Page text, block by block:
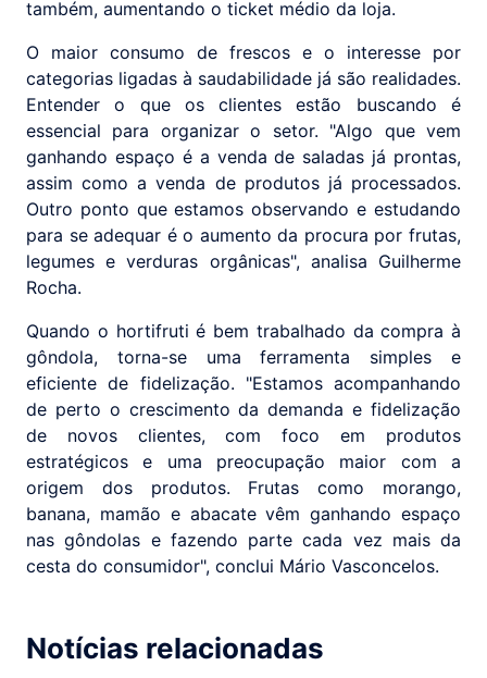
também, aumentando o ticket médio da loja.
O maior consumo de frescos e o interesse por
categorias ligadas à saudabilidade já são realidades.
Entender o que os clientes estão buscando é
essencial para organizar o setor. "Algo que vem
ganhando espaço é a venda de saladas já prontas,
assim como a venda de produtos já processados.
Outro ponto que estamos observando e estudando
para se adequar é o aumento da procura por frutas,
legumes e verduras orgânicas", analisa Guilherme
Rocha.
Quando o hortifruti é bem trabalhado da compra à
gôndola, torna-se uma ferramenta simples e
eficiente de fidelização. "Estamos acompanhando
de perto o crescimento da demanda e fidelização
de novos clientes, com foco em produtos
estratégicos e uma preocupação maior com a
origem dos produtos. Frutas como morango,
banana, mamão e abacate vêm ganhando espaço
nas gôndolas e fazendo parte cada vez mais da
cesta do consumidor", conclui Mário Vasconcelos.
Notícias relacionadas